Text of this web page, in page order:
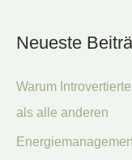
h
n
n
a
Neueste
Warum
als alle anderen